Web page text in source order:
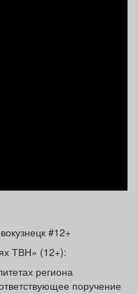
#12+
ТВН» (12+):
региона
поручение